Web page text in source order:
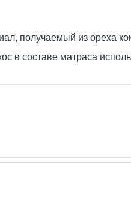
получаемый из ореха
в составе матраса